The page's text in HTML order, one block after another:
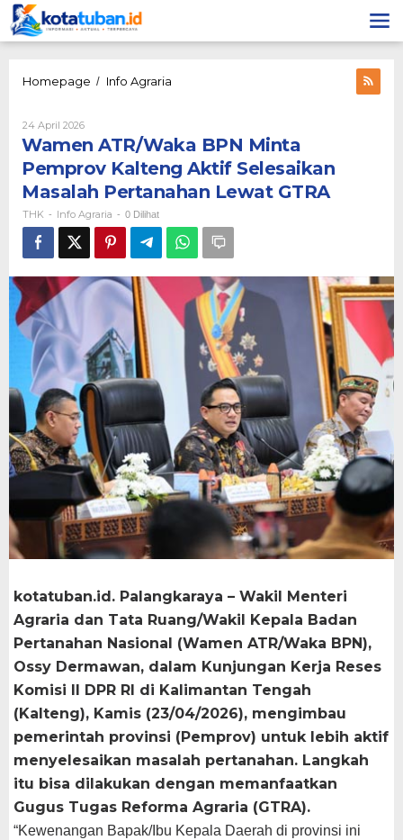
Lewati
ke
konten
Homepage / Info Agraria
Pemprov
Kalteng
Aktif
Selesaikan
Pertanahan
Lewat
GTRA
24 April 2026Oleh
THK
Wamen ATR/Waka BPN Minta
Pemprov Kalteng Aktif Selesaikan
Masalah Pertanahan Lewat GTRA
THK - Info Agraria - 0 Dilihat
​kotatuban.id. Palangkaraya – Wakil Menteri
Agraria dan Tata Ruang/Wakil Kepala Badan
Pertanahan Nasional (Wamen ATR/Waka BPN),
Ossy Dermawan, dalam Kunjungan Kerja Reses
Komisi II DPR RI di Kalimantan Tengah
(Kalteng), Kamis (23/04/2026), mengimbau
pemerintah provinsi (Pemprov) untuk lebih aktif
menyelesaikan masalah pertanahan. Langkah
itu bisa dilakukan dengan memanfaatkan
Gugus Tugas Reforma Agraria (GTRA).
“Kewenangan Bapak/Ibu Kepala Daerah di provinsi ini